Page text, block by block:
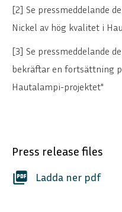
[2] Se pressmeddelande
Nickel av hög kvalitet i
[3] Se pressmeddelande
bekräftar en fortsättning
Hautalampi-projektet"
Press release files
picture_as_pdf Ladda ner pdf